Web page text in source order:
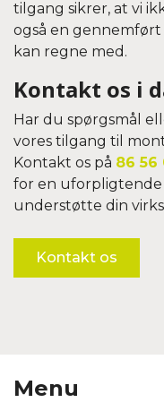
tilgang sikrer, at vi
også en gennemført
kan regne med.
Kontakt os i
Har du spørgsmål
vores tilgang til
Kontakt os på 86 56
for en uforpligtende
understøtte din
Kontakt os
Menu